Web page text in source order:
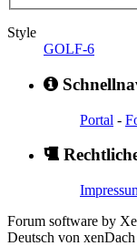
Style
GOLF-6
Portal -
Forum software by
Deutsch von xenDach